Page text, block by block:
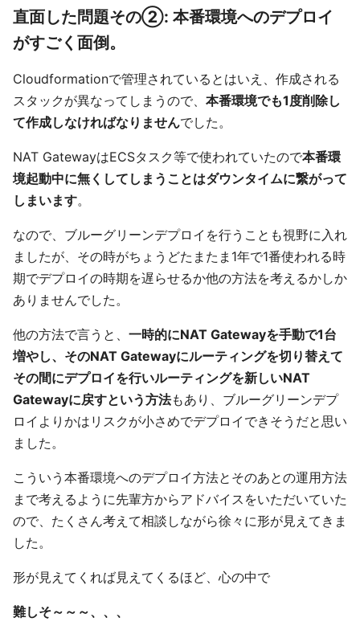
直面した問題その②: 本番環境へのデプロイ
がすごく面倒。
Cloudformationで管理されているとはいえ、作成される
スタックが異なってしまうので、 本番環境でも1度削除し
て作成しなければなりませんでした。
NAT GatewayはECSタスク等で使われていたので本番環
境起動中に無くしてしまうことはダウンタイムに繋がって
しまいます。
なので、ブルーグリーンデプロイを行うことも視野に入れ
ましたが、その時がちょうどたまたま1年で1番使われる時
期でデプロイの時期を遅らせるか他の方法を考えるかしか
ありませんでした。
他の方法で言うと、 一時的にNAT Gatewayを手動で1台
増やし、そのNAT Gatewayにルーティングを切り替えて
その間にデプロイを行いルーティングを新しいNAT
Gatewayに戻すという方法もあり、ブルーグリーンデプ
ロイよりかはリスクが小さめでデプロイできそうだと思い
ました。
こういう本番環境へのデプロイ方法とそのあとの運用方法
まで考えるように先輩方からアドバイスをいただいていた
ので、たくさん考えて相談しながら徐々に形が見えてきま
した。
形が見えてくれば見えてくるほど、心の中で
難しそ～～～、、、